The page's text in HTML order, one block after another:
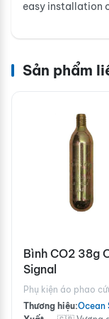
easy installation
Sản phẩm
Bình CO2 38g
Signal
Phụ kiện áo phao
Thương hiệu:Ocean